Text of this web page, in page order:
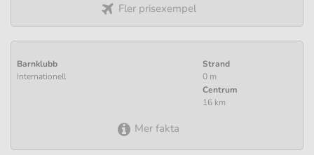
Fler prisexempel
Barnklubb
Internationell
Strand
0 m
Centrum
16 km
Mer fakta